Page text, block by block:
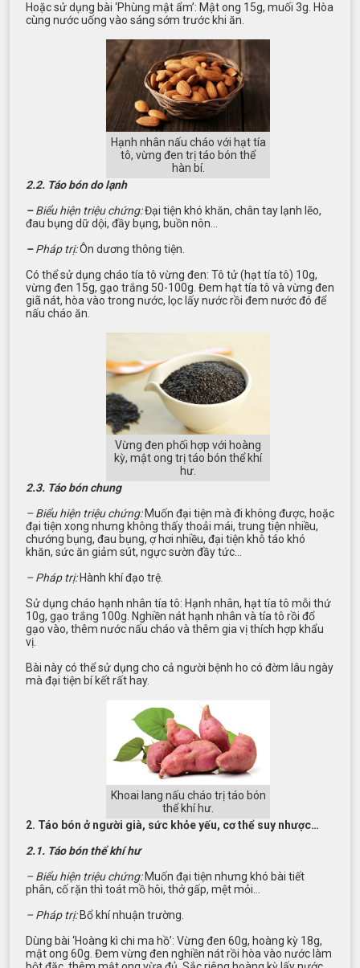
Hoặc sử dụng bài ‘Phùng mật ẩm’: Mật ong 15g, muối 3g. Hòa
cùng nước uống vào sáng sớm trước khi ăn.
Hạnh nhân nấu cháo với hạt tía
tô, vừng đen trị táo bón thể
hàn bí.
2.2. Táo bón do lạnh
–Biểu hiện triệu chứng:Đại tiện khó khăn, chân tay lạnh lẽo,
đau bụng dữ dội, đầy bụng, buồn nôn…
–Pháp trị:Ôn dương thông tiện.
Có thể sử dụng cháo tía tô vừng đen: Tô tử (hạt tía tô) 10g,
vừng đen 15g, gạo trắng 50-100g. Đem hạt tía tô và vừng đen
giã nát, hòa vào trong nước, lọc lấy nước rồi đem nước đó để
nấu cháo ăn.
Vừng đen phối hợp với hoàng
kỳ, mật ong trị táo bón thể khí
hư.
2.3. Táo bón chung
– Biểu hiện triệu chứng:Muốn đại tiện mà đi không được, hoặc
đại tiện xong nhưng không thấy thoải mái, trung tiện nhiều,
chướng bụng, đau bụng, ợ hơi nhiều, đại tiện khô táo khó
khăn, sức ăn giảm sút, ngực sườn đầy tức…
– Pháp trị:Hành khí đạo trệ.
Sử dụng cháo hạnh nhân tía tô: Hạnh nhân, hạt tía tô mỗi thứ
10g, gạo trắng 100g. Nghiền nát hạnh nhân và tía tô rồi đổ
gạo vào, thêm nước nấu cháo và thêm gia vị thích hợp khẩu
vị.
Bài này có thể sử dụng cho cả người bệnh ho có đờm lâu ngày
mà đại tiện bí kết rất hay.
Khoai lang nấu cháo trị táo bón
thể khí hư.
2. Táo bón ở người già, sức khỏe yếu, cơ thể suy nhược…
2.1. Táo bón thể khí hư
– Biểu hiện triệu chứng:Muốn đại tiện nhưng khó bài tiết
phân, cố rặn thì toát mồ hôi, thở gấp, mệt mỏi…
– Pháp trị:Bổ khí nhuận trường.
Dùng bài ‘Hoàng kì chi ma hồ’: Vừng đen 60g, hoàng kỳ 18g,
mật ong 60g. Đem vừng đen nghiền nát rồi hòa vào nước làm